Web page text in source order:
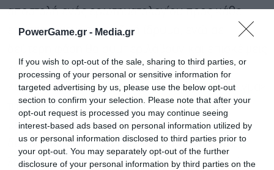
PowerGame.gr - Media.gr
If you wish to opt-out of the sale, sharing to third parties, or
processing of your personal or sensitive information for
targeted advertising by us, please use the below opt-out
section to confirm your selection. Please note that after your
opt-out request is processed you may continue seeing
interest-based ads based on personal information utilized by
us or personal information disclosed to third parties prior to
your opt-out. You may separately opt-out of the further
disclosure of your personal information by third parties on the
αποστολή ενός ερωτηματολογίου προς κάθε
εποπτευόμενο τραπεζικό ίδρυμα, ενώ σε
κλιμακίων του SSM σε κάποιες τράπεζες,
κυρίως σε όσες μετέχουν στο λεγόμενο «δείγμα»
της ενισχυμένης αξιολόγησης. Μεταξύ 28
μεγάλων ευρωπαϊκών τραπεζών, συμμετέχει
δειγματοληπτικά μία ελληνική τράπεζα, στη
λογική του Επόπτη να υπάρχει στο δείγμα μία